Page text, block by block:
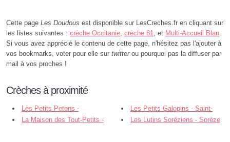
Cette page Les Doudous est disponible sur LesCreches.fr en cliquant sur
les listes suivantes : crèche Occitanie, crèche 81, et Multi-Accueil Blan.
Si vous avez apprécié le contenu de cette page, n'hésitez pas l'ajouter à
vos bookmarks, voter pour elle sur twitterou pourquoi pas la diffuser par
mail à vos proches !
Crèches à proximité
Les Petits Petons -
Garrevaques
Les Petits Galopins - Saint-
Germain-des-Prés
La Maison des Tout-Petits -
Les Lutins Soréziens - Sorèze